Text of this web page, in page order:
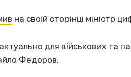
на своїй сторінці міністр
для військових та
Федоров.